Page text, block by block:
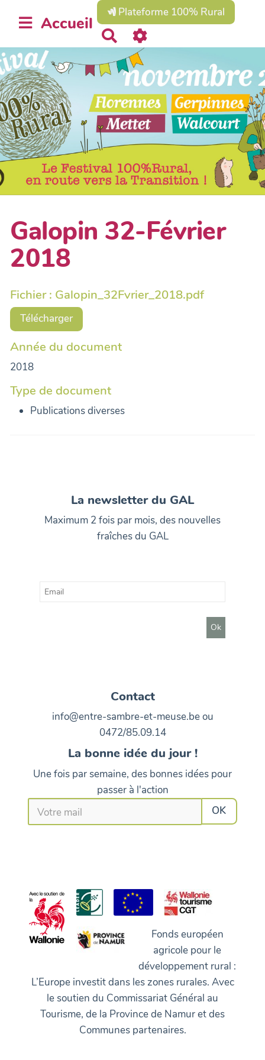
Accueil
Plateforme 100% Rural
e
c
h
e
r
c
r
Galopin 32-Février
2018
Fichier : Galopin_32Fvrier_2018.pdf
Télécharger
Année du document
2018
Type de document
Publications diverses
La newsletter du GAL
Maximum 2 fois par mois, des nouvelles
fraîches du GAL
Contact
info@entre-sambre-et-meuse.be ou
0472/85.09.14
La bonne idée du jour !
Une fois par semaine, des bonnes idées pour
passer à l'action
Fonds européen
agricole pour le
développement rural :
L’Europe investit dans les zones rurales. Avec
le soutien du Commissariat Général au
Tourisme, de la Province de Namur et des
Communes partenaires.